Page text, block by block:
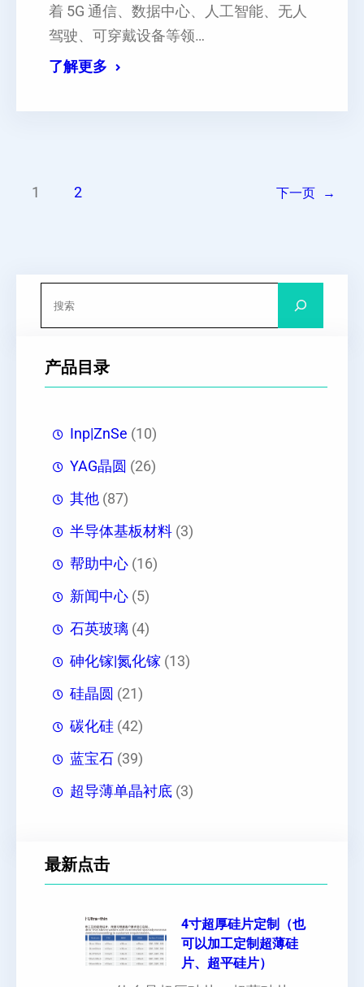
着 5G 通信、数据中心、人工智能、无人
驾驶、可穿戴设备等领…
了解更多
1 2 下一页 →
产品目录
Inp|ZnSe (10)
YAG晶圆 (26)
其他 (87)
半导体基板材料 (3)
帮助中心 (16)
新闻中心 (5)
石英玻璃 (4)
砷化镓|氮化镓 (13)
硅晶圆 (21)
碳化硅 (42)
蓝宝石 (39)
超导薄单晶衬底 (3)
最新点击
4寸超厚硅片定制（也
可以加工定制超薄硅
片、超平硅片）